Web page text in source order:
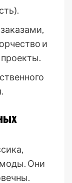
и
моды. Они